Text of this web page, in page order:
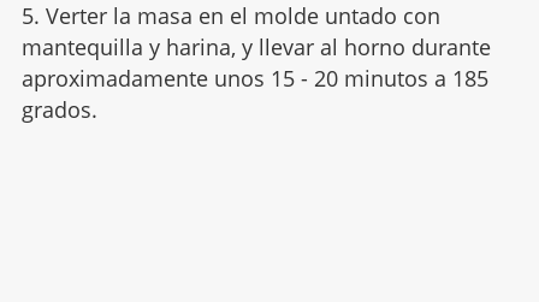
5. Verter la masa en el molde untado con
mantequilla y harina, y llevar al horno durante
aproximadamente unos 15 - 20 minutos a 185
grados.